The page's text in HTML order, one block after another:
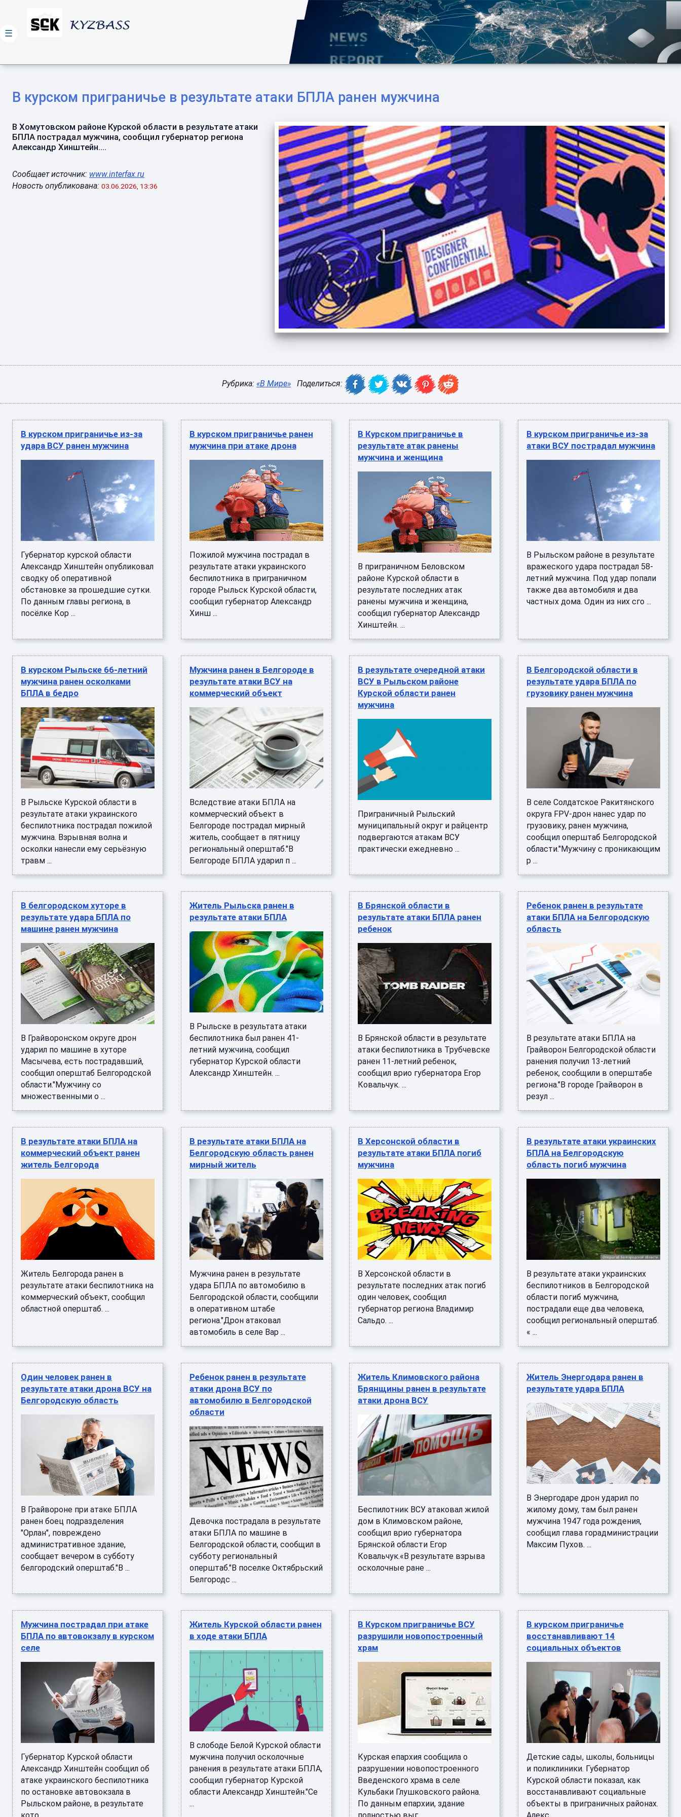
В курском приграничье в результате атаки БПЛА ранен мужчина
В Хомутовском районе Курской области в результате атаки
БПЛА пострадал мужчина, сообщил губернатор региона
Александр Хинштейн....
Сообщает источник: www.interfax.ru
Новость опубликована: 03.06.2026, 13:36
Рубрика: «В Мире» Поделиться:
В курском приграничье из-за
удара ВСУ ранен мужчина
Губернатор курской области
Александр Хинштейн опубликовал
сводку об оперативной
обстановке за прошедшие сутки.
По данным главы региона, в
посёлке Кор ...
В курском приграничье ранен
мужчина при атаке дрона
Пожилой мужчина пострадал в
результате атаки украинского
беспилотника в приграничном
городе Рыльск Курской области,
сообщил губернатор Александр
Хинш ...
В Курском приграничье в
результате атак ранены
мужчина и женщина
В приграничном Беловском
районе Курской области в
результате последних атак
ранены мужчина и женщина,
сообщил губернатор Александр
Хинштейн. ...
В курском приграничье из-за
атаки ВСУ пострадал мужчина
В Рыльском районе в результате
вражеского удара пострадал 58-
летний мужчина. Под удар попали
также два автомобиля и два
частных дома. Один из них сго ...
В курском Рыльске 66-летний
мужчина ранен осколками
БПЛА в бедро
В Рыльске Курской области в
результате атаки украинского
беспилотника пострадал пожилой
мужчина. Взрывная волна и
осколки нанесли ему серьёзную
травм ...
Мужчина ранен в Белгороде в
результате атаки ВСУ на
коммерческий объект
Вследствие атаки БПЛА на
коммерческий объект в
Белгороде пострадал мирный
житель, сообщает в пятницу
региональный оперштаб."В
Белгороде БПЛА ударил п ...
В результате очередной атаки
ВСУ в Рыльском районе
Курской области ранен
мужчина
Приграничный Рыльский
муниципальный округ и райцентр
подвергаются атакам ВСУ
практически ежедневно ...
В Белгородской области в
результате удара БПЛА по
грузовику ранен мужчина
В селе Солдатское Ракитянского
округа FPV-дрон нанес удар по
грузовику, ранен мужчина,
сообщил оперштаб Белгородской
области."Мужчину с проникающим
р ...
В белгородском хуторе в
результате удара БПЛА по
машине ранен мужчина
В Грайворонском округе дрон
ударил по машине в хуторе
Масычева, есть пострадавший,
сообщил оперштаб Белгородской
области."Мужчину со
множественными о ...
Житель Рыльска ранен в
результате атаки БПЛА
В Рыльске в результата атаки
беспилотника был ранен 41-
летний мужчина, сообщил
губернатор Курской области
Александр Хинштейн. ...
В Брянской области в
результате атаки БПЛА ранен
ребенок
В Брянской области в результате
атаки беспилотника в Трубчевске
ранен 11-летний ребенок,
сообщил врио губернатора Егор
Ковальчук. ...
Ребенок ранен в результате
атаки БПЛА на Белгородскую
область
В результате атаки БПЛА на
Грайворон Белгородской области
ранения получил 13-летний
ребенок, сообщили в оперштабе
региона."В городе Грайворон в
резул ...
В результате атаки БПЛА на
коммерческий объект ранен
житель Белгорода
Житель Белгорода ранен в
результате атаки беспилотника на
коммерческий объект, сообщил
областной оперштаб. ...
В результате атаки БПЛА на
Белгородскую область ранен
мирный житель
Мужчина ранен в результате
удара БПЛА по автомобилю в
Белгородской области, сообщили
в оперативном штабе
региона."Дрон атаковал
автомобиль в селе Вар ...
В Херсонской области в
результате атаки БПЛА погиб
мужчина
В Херсонской области в
результате последних атак погиб
один человек, сообщил
губернатор региона Владимир
Сальдо. ...
В результате атаки украинских
БПЛА на Белгородскую
область погиб мужчина
В результате атаки украинских
беспилотников в Белгородской
области погиб мужчина,
пострадали еще два человека,
сообщил региональный оперштаб.
« ...
Один человек ранен в
результате атаки дрона ВСУ на
Белгородскую область
В Грайвороне при атаке БПЛА
ранен боец подразделения
"Орлан", повреждено
административное здание,
сообщает вечером в субботу
белгородский оперштаб."В ...
Ребенок ранен в результате
атаки дрона ВСУ по
автомобилю в Белгородской
области
Девочка пострадала в результате
атаки БПЛА по машине в
Белгородской области, сообщил в
субботу региональный
оперштаб."В поселке Октябрьский
Белгородс ...
Житель Климовского района
Брянщины ранен в результате
атаки дрона ВСУ
Беспилотник ВСУ атаковал жилой
дом в Климовском районе,
сообщил врио губернатора
Брянской области Егор
Ковальчук.«В результате взрыва
осколочные ране ...
Житель Энергодара ранен в
результате удара БПЛА
В Энергодаре дрон ударил по
жилому дому, там был ранен
мужчина 1947 года рождения,
сообщил глава горадминистрации
Максим Пухов. ...
Мужчина пострадал при атаке
БПЛА по автовокзалу в курском
селе
Губернатор Курской области
Александр Хинштейн сообщил об
атаке украинского беспилотника
по остановке автовокзала в
Рыльском районе, в результате
Житель Курской области ранен
в ходе атаки БПЛА
В слободе Белой Курской области
мужчина получил осколочные
ранения в результате атаки БПЛА,
сообщил губернатор Курской
области Александр Хинштейн."Се
...
В Курском приграничье ВСУ
разрушили новопостроенный
храм
Курская епархия сообщила о
разрушении новопостроенного
Введенского храма в селе
Кульбаки Глушковского района.
По данным епархии, здание
В курском приграничье
восстанавливают 14
социальных объектов
Детские сады, школы, больницы
и поликлиники. Губернатор
Курской области показал, как
восстанавливают социальные
объекты в приграничных районах.
☰